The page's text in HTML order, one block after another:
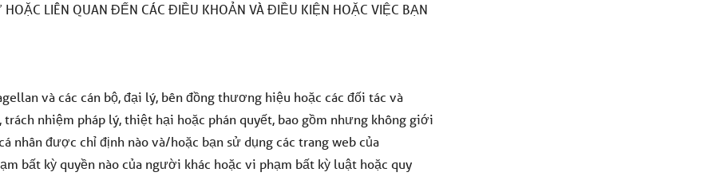
HOẶC LIÊN QUAN ĐẾN CÁC ĐIỀU KHOẢN VÀ ĐIỀU KIỆN HOẶC VIỆC BẠN
và các cán bộ, đại lý, bên đồng thương hiệu hoặc các đối tác và
nhiệm pháp lý, thiệt hại hoặc phán quyết, bao gồm nhưng không giới
nhân được chỉ định nào và/hoặc bạn sử dụng các trang web của
bất kỳ quyền nào của người khác hoặc vi phạm bất kỳ luật hoặc quy